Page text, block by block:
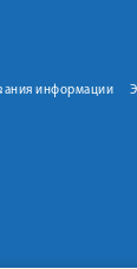
информации